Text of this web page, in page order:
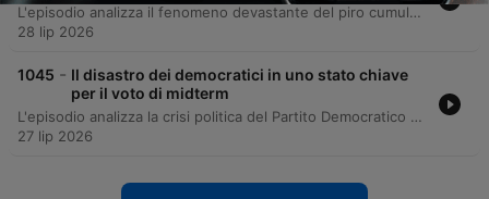
L'episodio analizza il fenomeno devastante del piro cumulonembo, un temporale di fuoco che ha colpito la regione della Gironda, in Francia. Attraverso la descrizione degli incendi che hanno interessato i vigneti e la foresta dell'Elland, si esplica come questo sistema meteorologico autoalimentato renda le fiamme imprevedibili e estremamente pericolose per i vigili del fuoco, rendendo l'attacco diretto alle fiamme troppo rischioso. Il racconto evidenzia l'impatente scala del disastro, con centinaia di chilometri quadrati bruciati, migliaia di evacuati tra Francia e Spagna e la minaccia diretta a città come Bordeaux e Madrid. Il fenomeno, finora raro in Europa, viene contestualizzato all'interno del rapido riscaldamento del continente, sollevando preoccupazioni sulla crescente frequenza di eventi climatici estremi.
28 lip 2026
1045 - Il disastro dei democratici in uno stato chiave
per il voto di midterm
L'episodio analizza la crisi politica del Partito Democratico nello Stato del Maine, scatenata dal ritiro improvviso di Graham Plattner, candidato alle primarie per il Senato, a seguito di accuse di molestie sessuali e la scoperta di contenuti razzisti. La narrazione segue l'ascesa e la caduta di Plattner e la successiva nomina di Troy Jackson come nuovo candidato, un ex boscaiolo con un passato politico turbolento e posizioni in evoluzione. L'inchiesta esplora le difficoltà del partito nel ricostruire una mobilitazione elettorale in uno stato chiave per le elezioni di metà mandato, tra scandali personali e sfide finanziarie contro la senatrice repubblicana Susan Collins.
27 lip 2026